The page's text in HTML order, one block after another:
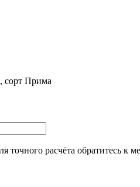
сорт Прима
точного расчёта обратитесь к